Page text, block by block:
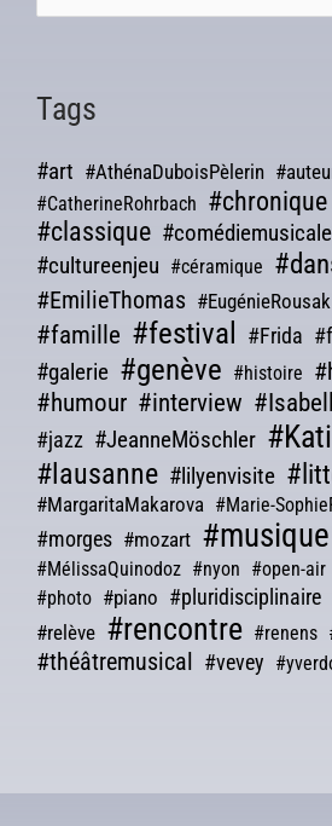
Tags
#art #AthénaDuboisPèlerin
#CatherineRohrbach #chronique
#classique #comédiemusicale
#cultureenjeu #céramique
#EmilieThomas #EugénieRousak
#famille #festival #Frida
#galerie #genève #histoire
#humour #interview
#jazz #JeanneMöschler
#lausanne #lilyenvisite
#MargaritaMakarova #Marie-
#morges #mozart #musique
#MélissaQuinodoz #nyon #open-air
#photo #piano #pluridisciplinaire
#relève #rencontre #renens
#théâtremusical #vevey